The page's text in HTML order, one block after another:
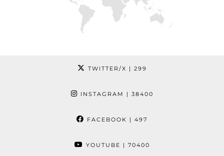
TWITTER/X | 299
INSTAGRAM | 38400
FACEBOOK | 497
YOUTUBE | 70400